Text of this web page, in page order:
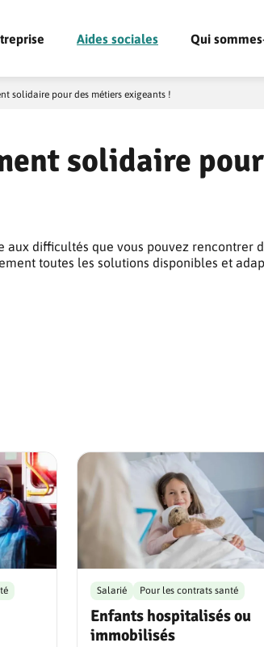
Aides sociales Qui
solidaire pour des métiers exigeants !
solidaire
difficultés que vous pouvez rencontrer
toutes les solutions disponibles et
Enfants hospitalisés ou
immobilisés
Salarié Pour les contrats santé